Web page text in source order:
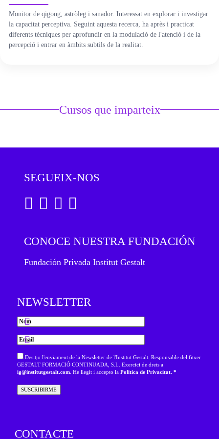
ÀREA DE CORPORAL
ÀREA DE PEDAGOGIA SISTÈMICA
Monitor de qigong, astròleg i sanador. Interessat en explorar i investigar
la capacitat perceptiva. Seguint aquesta recerca, ha après i practicat
diferents tècniques per aprofundir en la modulació de l'atenció i de la
percepció i entrar en àmbits subtils de la realitat.
Cursos que imparteix
SEGUEIX-NOS
CONOCE NUESTRA FUNDACIÓN
Fundación Privada Institut Gestalt
NEWSLETTER
Desitjo l'enviament de la Newsletter de l'Institut Gestalt. Responsable del fitxer
GESTALT FORMACIÓ CONTINUADA, S.L. Exercici de drets a
ig@institutgestalt.com . He llegit i accepto la Política de Privacitat. *
CONTACTE